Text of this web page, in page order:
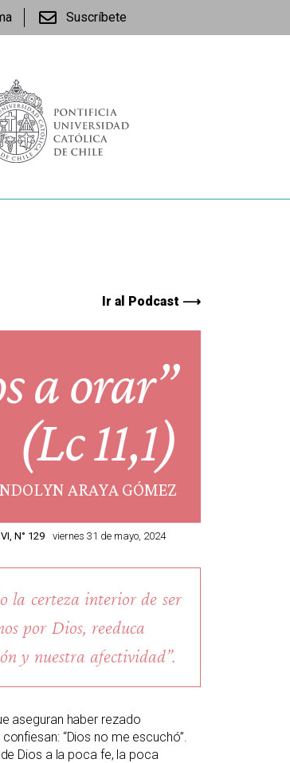
Suscríbete
Ir al Podcast ⟶
a orar”
(Lc 11,1)
ARAYA GÓMEZ
N° 129 viernes 31 de mayo, 2024
la certeza interior de ser
por Dios, reeduca
y nuestra afectividad”.
aseguran haber rezado
“Dios no me escuchó”.
Dios a la poca fe, la poca